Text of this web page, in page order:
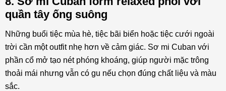
quần tây ống suông
Những buổi tiệc mùa hè, tiệc bãi biển hoặc tiệc cưới ngoài
trời cần một outfit nhẹ hơn về cảm giác. Sơ mi Cuban với
phần cổ mở tạo nét phóng khoáng, giúp người mặc trông
thoải mái nhưng vẫn có gu nếu chọn đúng chất liệu và màu
sắc.